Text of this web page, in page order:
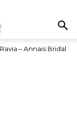
Ravia – Annais Bridal